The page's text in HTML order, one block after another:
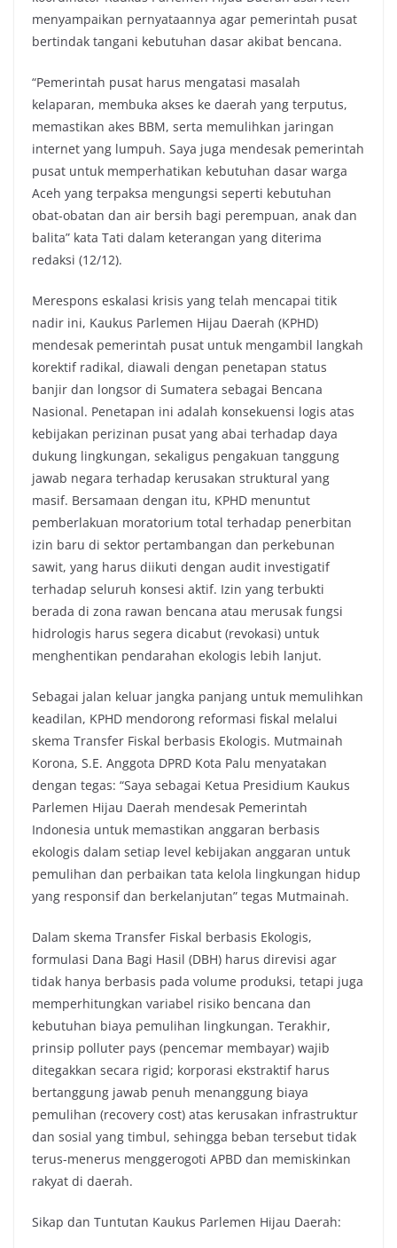
menyampaikan pernyataannya agar pemerintah pusat
bertindak tangani kebutuhan dasar akibat bencana.
“Pemerintah pusat harus mengatasi masalah
kelaparan, membuka akses ke daerah yang terputus,
memastikan akes BBM, serta memulihkan jaringan
internet yang lumpuh. Saya juga mendesak pemerintah
pusat untuk memperhatikan kebutuhan dasar warga
Aceh yang terpaksa mengungsi seperti kebutuhan
obat-obatan dan air bersih bagi perempuan, anak dan
balita” kata Tati dalam keterangan yang diterima
redaksi (12/12).
Merespons eskalasi krisis yang telah mencapai titik
nadir ini, Kaukus Parlemen Hijau Daerah (KPHD)
mendesak pemerintah pusat untuk mengambil langkah
korektif radikal, diawali dengan penetapan status
banjir dan longsor di Sumatera sebagai Bencana
Nasional. Penetapan ini adalah konsekuensi logis atas
kebijakan perizinan pusat yang abai terhadap daya
dukung lingkungan, sekaligus pengakuan tanggung
jawab negara terhadap kerusakan struktural yang
masif. Bersamaan dengan itu, KPHD menuntut
pemberlakuan moratorium total terhadap penerbitan
izin baru di sektor pertambangan dan perkebunan
sawit, yang harus diikuti dengan audit investigatif
terhadap seluruh konsesi aktif. Izin yang terbukti
berada di zona rawan bencana atau merusak fungsi
hidrologis harus segera dicabut (revokasi) untuk
menghentikan pendarahan ekologis lebih lanjut.
Sebagai jalan keluar jangka panjang untuk memulihkan
keadilan, KPHD mendorong reformasi fiskal melalui
skema Transfer Fiskal berbasis Ekologis. Mutmainah
Korona, S.E. Anggota DPRD Kota Palu menyatakan
dengan tegas: “Saya sebagai Ketua Presidium Kaukus
Parlemen Hijau Daerah mendesak Pemerintah
Indonesia untuk memastikan anggaran berbasis
ekologis dalam setiap level kebijakan anggaran untuk
pemulihan dan perbaikan tata kelola lingkungan hidup
yang responsif dan berkelanjutan” tegas Mutmainah.
Dalam skema Transfer Fiskal berbasis Ekologis,
formulasi Dana Bagi Hasil (DBH) harus direvisi agar
tidak hanya berbasis pada volume produksi, tetapi juga
memperhitungkan variabel risiko bencana dan
kebutuhan biaya pemulihan lingkungan. Terakhir,
prinsip polluter pays (pencemar membayar) wajib
ditegakkan secara rigid; korporasi ekstraktif harus
bertanggung jawab penuh menanggung biaya
pemulihan (recovery cost) atas kerusakan infrastruktur
dan sosial yang timbul, sehingga beban tersebut tidak
terus-menerus menggerogoti APBD dan memiskinkan
rakyat di daerah.
Sikap dan Tuntutan Kaukus Parlemen Hijau Daerah: